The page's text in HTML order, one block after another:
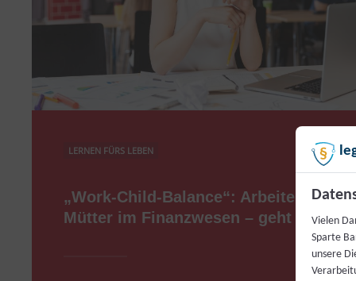
LERNEN FÜRS LEBEN
„Work-Child-Balance“: Arbeitende
Mütter im Finanzwesen – geht das?
Vielen
Sparte
unsere